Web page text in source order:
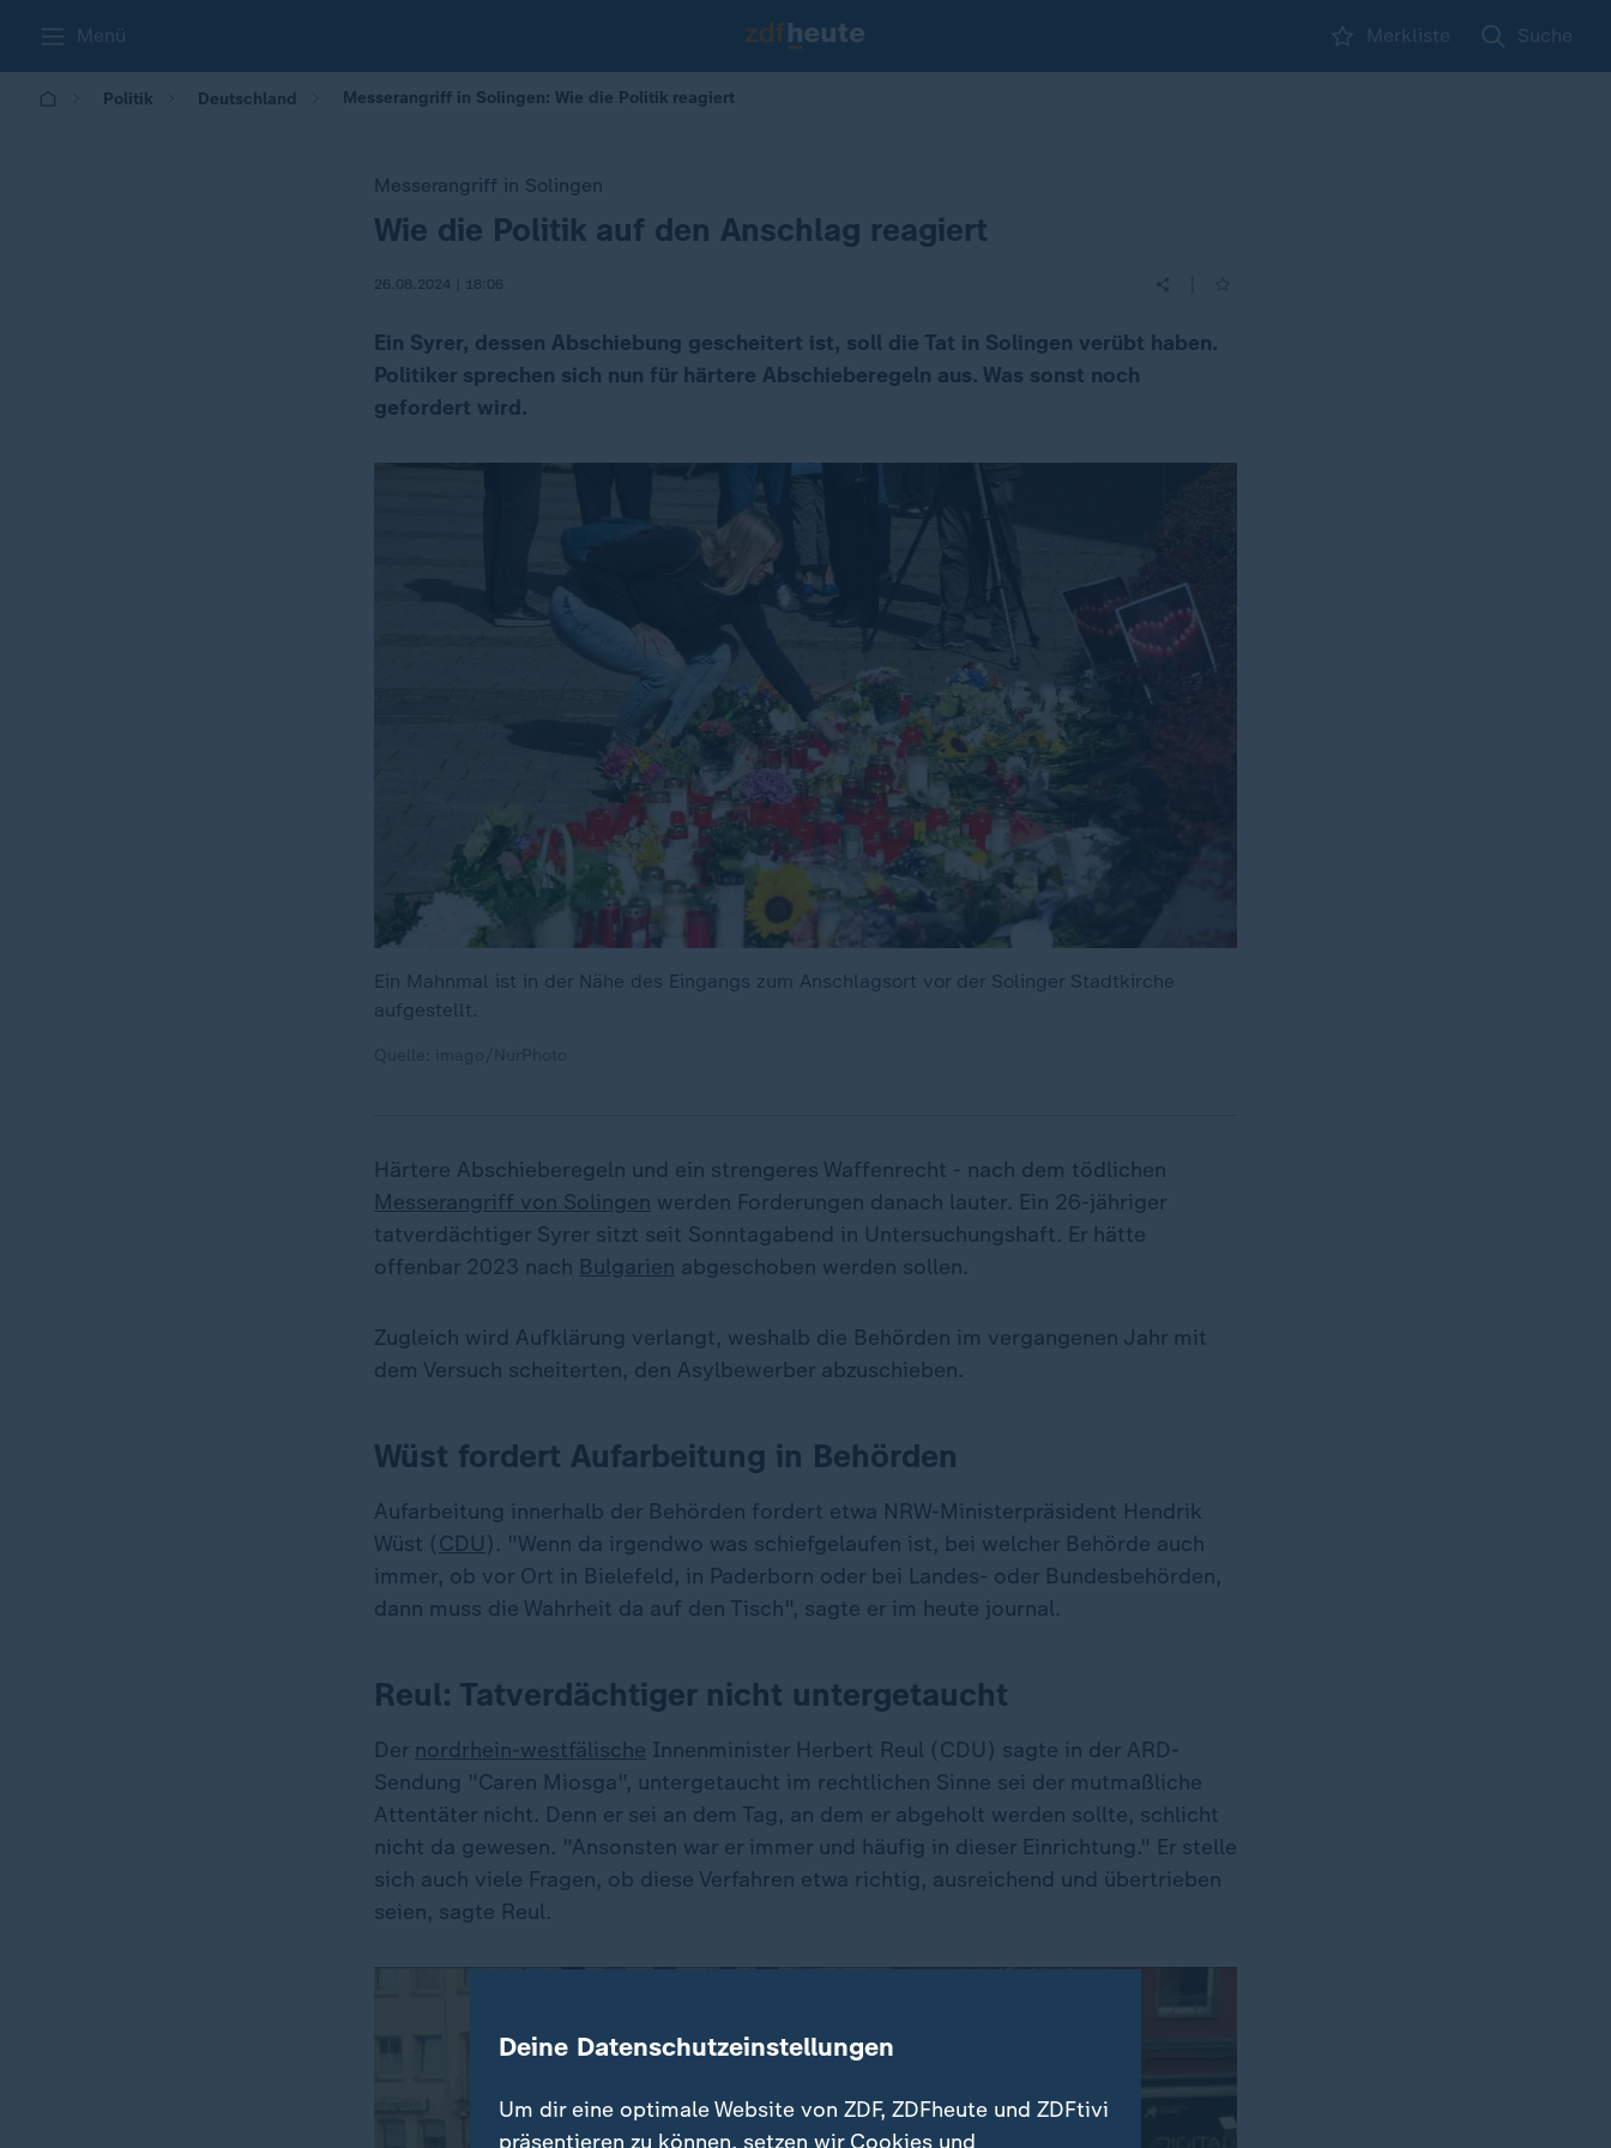
Menü Merkliste Suche
Politik Deutschland Messerangriff in Solingen: Wie die Politik reagiert
Messerangriff in Solingen
:
Wie die Politik auf den Anschlag reagiert
26.08.2024 | 18:06
Ein Syrer, dessen Abschiebung gescheitert ist, soll die Tat in Solingen verübt haben.
Politiker sprechen sich nun für härtere Abschieberegeln aus. Was sonst noch
gefordert wird.
Ein Mahnmal ist in der Nähe des Eingangs zum Anschlagsort vor der Solinger Stadtkirche
aufgestellt.
Härtere Abschieberegeln und ein strengeres Waffenrecht - nach dem tödlichen
Messerangriff von Solingen werden Forderungen danach lauter. Ein 26-jähriger
tatverdächtiger Syrer sitzt seit Sonntagabend in Untersuchungshaft. Er hätte
offenbar 2023 nach Bulgarien abgeschoben werden sollen.
Zugleich wird Aufklärung verlangt, weshalb die Behörden im vergangenen Jahr mit
dem Versuch scheiterten, den Asylbewerber abzuschieben.
Wüst fordert Aufarbeitung in Behörden
Aufarbeitung innerhalb der Behörden fordert etwa NRW-Ministerpräsident Hendrik
Wüst (CDU). "Wenn da irgendwo was schiefgelaufen ist, bei welcher Behörde auch
immer, ob vor Ort in Bielefeld, in Paderborn oder bei Landes- oder Bundesbehörden,
dann muss die Wahrheit da auf den Tisch", sagte er im heute journal.
Reul: Tatverdächtiger nicht untergetaucht
Der nordrhein-westfälische Innenminister Herbert Reul (CDU) sagte in der ARD-
Sendung "Caren Miosga", untergetaucht im rechtlichen Sinne sei der mutmaßliche
Attentäter nicht. Denn er sei an dem Tag, an dem er abgeholt werden sollte, schlicht
nicht da gewesen. "Ansonsten war er immer und häufig in dieser Einrichtung." Er stelle
sich auch viele Fragen, ob diese Verfahren etwa richtig, ausreichend und übertrieben
seien, sagte Reul.
Deine Datenschutzeinstellungen
Um dir eine optimale Website von ZDF, ZDFheute und ZDFtivi
präsentieren zu können, setzen wir Cookies und